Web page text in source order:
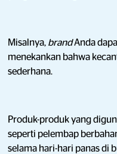
Misalnya, brandAnda
menekankan bahwa
sederhana.
Produk-produk yang
seperti pelembap
selama hari-hari panas di